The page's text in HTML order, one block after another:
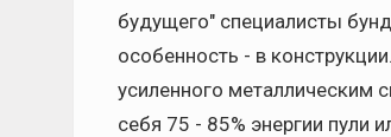
будущего" специалисты
особенность - в
усиленного
себя 75 - 85% энергии пули